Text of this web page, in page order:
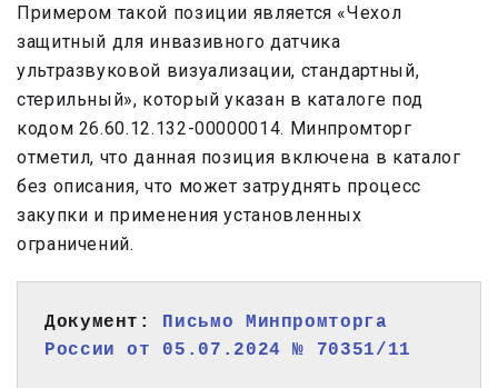
Примером такой позиции является «Чехол
защитный для инвазивного датчика
ультразвуковой визуализации, стандартный,
стерильный», который указан в каталоге под
кодом 26.60.12.132-00000014. Минпромторг
отметил, что данная позиция включена в каталог
без описания, что может затруднять процесс
закупки и применения установленных
ограничений.
Документ: Письмо Минпромторга
России от 05.07.2024 № 70351/11